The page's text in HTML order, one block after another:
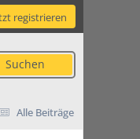
registrieren
Suchen
Alle Beiträge